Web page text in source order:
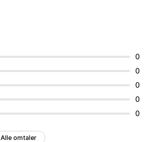
0
0
0
0
0
Alle omtaler